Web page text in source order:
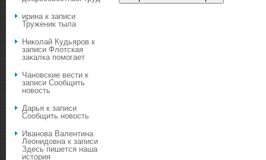
иринак записи
Труженик тыла
Николай Кудьяров к
записи Флотская
закалка помогает
Чановские вести к
записи Сообщить
новость
Дарья к записи
Сообщить новость
Иванова Валентина
Леонидовнак записи
Здесь пишется наша
история